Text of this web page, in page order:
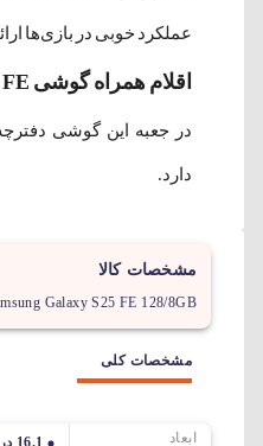
عملکرد خوبی در بازی‌ها
اقلام همراه گوشی Galaxy S25 FE چیست؟
در جعبه این گوشی
دارد.
مشخصات کالا
Galaxy S25 FE 128/8GB
مشخصات کلی
ابعاد 16.1 در 7.6 در 0.74 سانتی‌متر